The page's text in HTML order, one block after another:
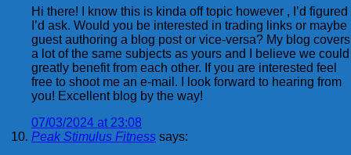
Hi there! I know this is kinda off topic however , I’d figured
I’d ask. Would you be interested in trading links or maybe
guest authoring a blog post or vice-versa? My blog covers
a lot of the same subjects as yours and I believe we could
greatly benefit from each other. If you are interested feel
free to shoot me an e-mail. I look forward to hearing from
you! Excellent blog by the way!
07/03/2024 at 23:08
Peak Stimulus Fitness says: